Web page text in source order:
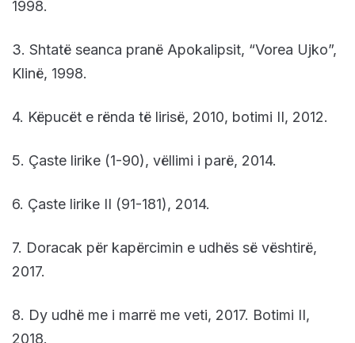
1998.
3. Shtatë seanca pranë Apokalipsit, “Vorea Ujko”,
Klinë, 1998.
4. Këpucët e rënda të lirisë, 2010, botimi II, 2012.
5. Çaste lirike (1-90), vëllimi i parë, 2014.
6. Çaste lirike II (91-181), 2014.
7. Doracak për kapërcimin e udhës së vështirë,
2017.
8. Dy udhë me i marrë me veti, 2017. Botimi II,
2018.